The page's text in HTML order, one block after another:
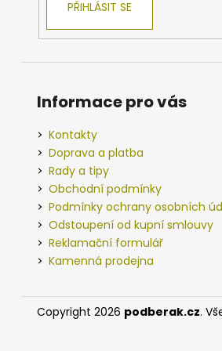
PŘIHLÁSIT SE
Informace pro vás
Kontakty
Doprava a platba
Rady a tipy
Obchodní podmínky
Podmínky ochrany osobních
Odstoupení od kupní smlouvy
Reklamační formulář
Kamenná prodejna
Copyright 2026 podberak.cz.